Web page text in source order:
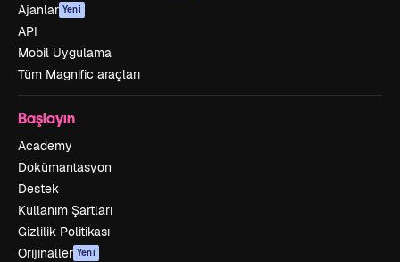
Ajanlar Yeni
API
Mobil Uygulama
Tüm Magnific araçları
Başlayın
Academy
Dokümantasyon
Destek
Kullanım Şartları
Gizlilik Politikası
Orijinaller Yeni